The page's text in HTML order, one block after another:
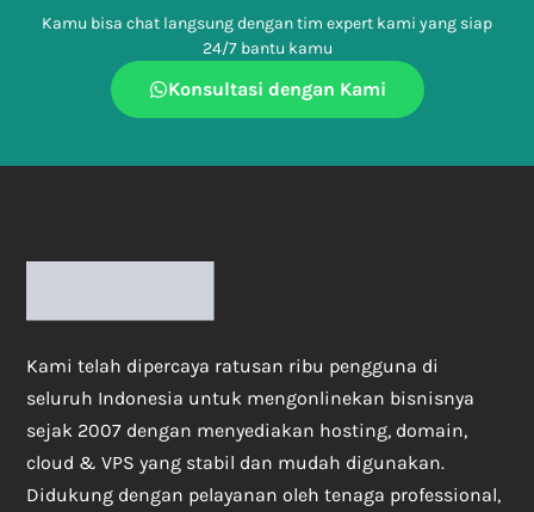
Kamu bisa chat langsung dengan tim expert kami yang siap
24/7 bantu kamu
Konsultasi dengan Kami
Kami telah dipercaya ratusan ribu pengguna di
seluruh Indonesia untuk mengonlinekan bisnisnya
sejak 2007 dengan menyediakan hosting, domain,
cloud & VPS yang stabil dan mudah digunakan.
Didukung dengan pelayanan oleh tenaga professional,